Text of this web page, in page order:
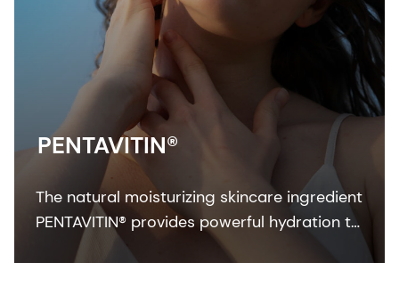
PENTAVITIN®
The natural moisturizing skincare ingredient
PENTAVITIN® provides powerful hydration to
all facial areas, visualized by new facial skin